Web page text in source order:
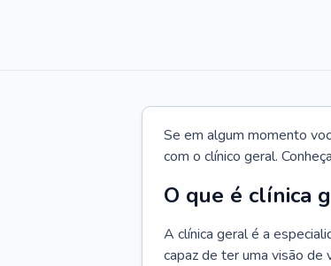
Se em algum momento
com o clínico geral.
O que é clínica
A clínica geral é a
capaz de ter uma visão de